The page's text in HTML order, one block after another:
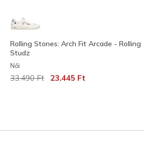
Rolling Stones: Arch Fit Arcade - Rolling
Studz
Női
Az ár a következőhöz képest csökkent:
33.490 Ft címzett:
23.445 Ft